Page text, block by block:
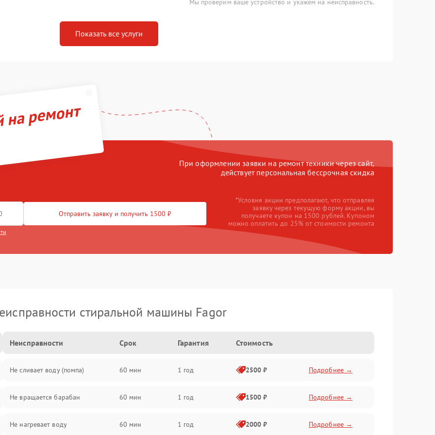
Мы проверим ваше устройство и укажем на неисправность.
Показать все услуги
ремонт
При оформлении заявки на ремонт техники через сайт,
действует персональная бессрочная скидка
Отправить заявку и получить 1500 ₽
*Условия акции предполагают, что отправляя
заявку через текущую форму акции, вы
получаете купон на 1500 рублей. Купоном
можно оплатить до 25% от стоимости ремонта
стиральной машины Fagor
Неисправности Срок Гарантия Стоимость
Не сливает воду (помпа) 60 мин 1 год 2500 ₽ Подробнее →
Не вращается барабан 60 мин 1 год 1500 ₽ Подробнее →
Не нагревает воду 60 мин 1 год 2000 ₽ Подробнее →